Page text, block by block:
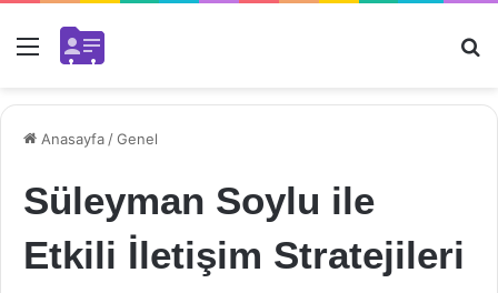
Menü
Anasayfa /Genel
Süleyman Soylu ile
Etkili İletişim Stratejileri